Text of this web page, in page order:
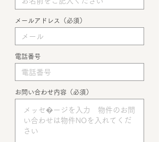
メールアドレス（必須）
電話番号
お問い合わせ内容（必須）